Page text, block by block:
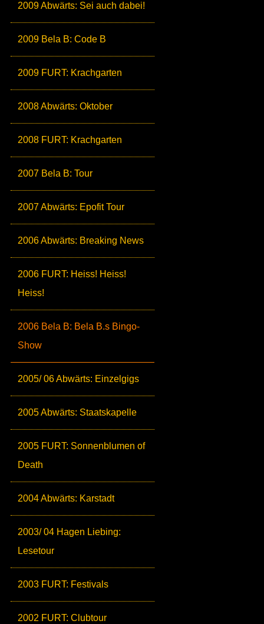
2009 Abwärts: Sei auch dabei!
2009 Bela B: Code B
2009 FURT: Krachgarten
2008 Abwärts: Oktober
2008 FURT: Krachgarten
2007 Bela B: Tour
2007 Abwärts: Epofit Tour
2006 Abwärts: Breaking News
2006 FURT: Heiss! Heiss!
Heiss!
2006 Bela B: Bela B.s Bingo-
Show
2005/ 06 Abwärts: Einzelgigs
2005 Abwärts: Staatskapelle
2005 FURT: Sonnenblumen of
Death
2004 Abwärts: Karstadt
2003/ 04 Hagen Liebing:
Lesetour
2003 FURT: Festivals
2002 FURT: Clubtour